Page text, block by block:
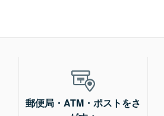
郵便局・ATM・ポストをさ